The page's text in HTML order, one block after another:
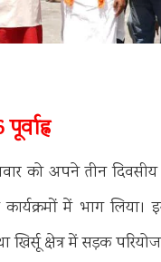
को अपने तीन दिवसीय
में भाग
खिर्सू क्षेत्र में सड़क